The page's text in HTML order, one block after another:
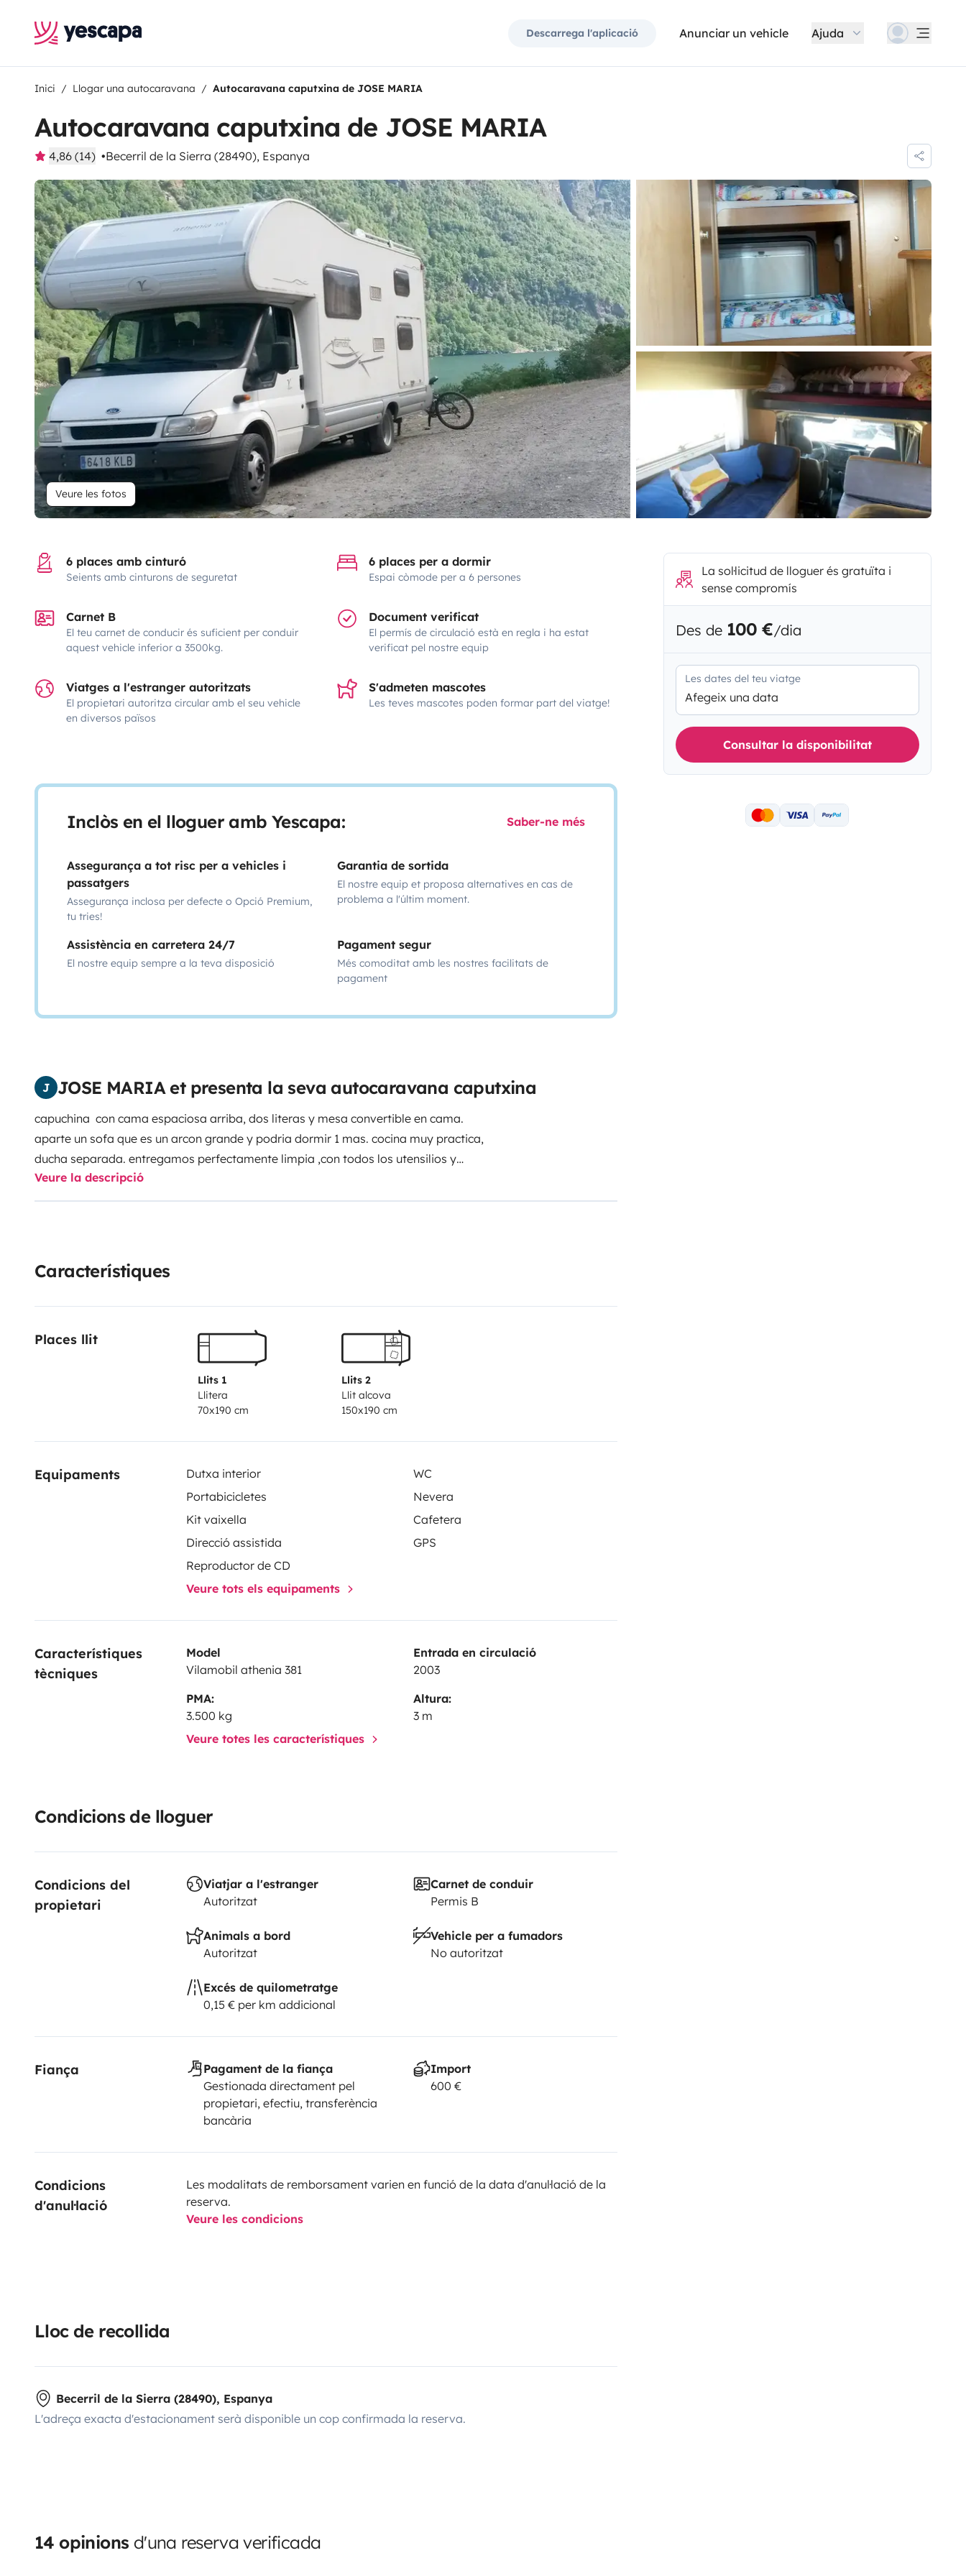
Descarrega l'aplicació Anunciar un vehicle Ajuda
Inici Llogar una autocaravana Autocaravana caputxina de JOSE MARIA
Autocaravana caputxina de JOSE MARIA
4,86 (14) Becerril de la Sierra (28490), Espanya
Veure les fotos
6 places amb cinturó
Seients amb cinturons de seguretat
6 places per a dormir
Espai còmode per a 6 persones
Carnet B
El teu carnet de conducir és suficient per conduir
aquest vehicle inferior a 3500kg.
Document verificat
El permís de circulació està en regla i ha estat
verificat pel nostre equip
Viatges a l'estranger autoritzats
El propietari autoritza circular amb el seu vehicle
en diversos països
S'admeten mascotes
Les teves mascotes poden formar part del viatge!
Inclòs en el lloguer amb Yescapa: Saber-ne més
Assegurança a tot risc per a vehicles i
passatgers
Assegurança inclosa per defecte o Opció Premium,
tu tries!
Garantia de sortida
El nostre equip et proposa alternatives en cas de
problema a l'últim moment.
Assistència en carretera 24/7
El nostre equip sempre a la teva disposició
Pagament segur
Més comoditat amb les nostres facilitats de
pagament
J JOSE MARIA et presenta la seva autocaravana caputxina
capuchina con cama espaciosa arriba, dos literas y mesa convertible en cama.
aparte un sofa que es un arcon grande y podria dormir 1 mas. cocina muy practica,
ducha separada. entregamos perfectamente limpia ,con todos los utensilios y
cargada de agua. Motor 2.4 ford 125cv. No tiene pegatina medioambiental hay que
tenerlo en cuenta dependiendo de la ciudad. Con mucho gusto aconsejamos lo que
Veure la descripció
Característiques
Places llit
Llits 1
Llitera
70x190 cm
Llits 2
Llit alcova
150x190 cm
Equipaments Dutxa interior
WC
Portabicicletes
Nevera
Kit vaixella
Cafetera
Direcció assistida
GPS
Reproductor de CD
Veure tots els equipaments
Característiques
tècniques
Model
Vilamobil athenia 381
Entrada en circulació
2003
PMA:
3.500 kg
Altura:
3 m
Veure totes les característiques
Condicions de lloguer
Condicions del
propietari
Viatjar a l'estranger
Autoritzat
Carnet de conduir
Permis B
Animals a bord
Autoritzat
Vehicle per a fumadors
No autoritzat
Excés de quilometratge
0,15 € per km addicional
Fiança
Pagament de la fiança
Gestionada directament pel
propietari, efectiu, transferència
bancària
Import
600 €
Condicions
d'anul·lació
Les modalitats de remborsament varien en funció de la data d'anul·lació de la
reserva.
Veure les condicions
Lloc de recollida
Becerril de la Sierra (28490), Espanya
L'adreça exacta d'estacionament serà disponible un cop confirmada la reserva.
14 opinions d'una reserva verificada
La sol·licitud de lloguer és gratuïta i
sense compromís
Des de 100 €/dia
Les dates del teu viatge
Afegeix una data
Consultar la disponibilitat